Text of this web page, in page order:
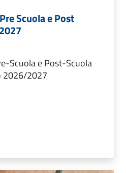
Scuola e Post
Scuola e Post-Scuola
2026/2027